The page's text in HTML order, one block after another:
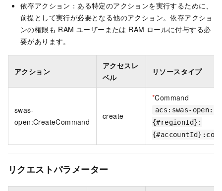
依存アクション：ある特定のアクションを実行するために、
前提として実行が必要となる他のアクション。依存アクショ
ンの権限も RAM ユーザーまたは RAM ロールに付与する必
要があります。
アクション
アクセスレ
ベル
リソースタイプ
swas-
open:CreateCommand
create
*Command
acs:swas-open:
{#regionId}:
リクエストパラメーター